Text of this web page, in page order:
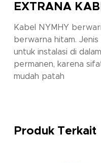
EXTRANA
Kabel NYMHY
berwarna hitam.
untuk instalasi di
permanen, karena
mudah patah
Produk Terkait